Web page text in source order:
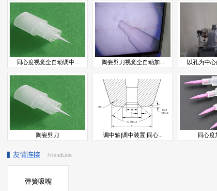
同心度视觉全自动调中... 陶瓷劈刀视觉全自动加... 以孔为中
陶瓷劈刀 调中轴|调中装置|同心... 同心度
弹簧吸嘴